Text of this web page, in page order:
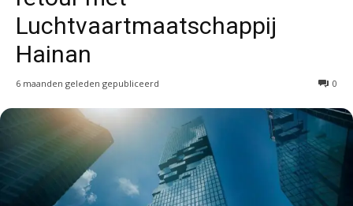
Luchtvaartmaatschappij
Hainan
6 maanden geleden gepubliceerd 0